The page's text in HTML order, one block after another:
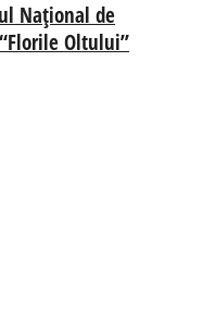
Național de
Oltului”